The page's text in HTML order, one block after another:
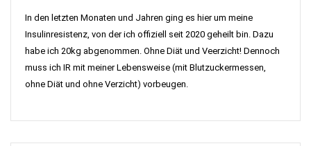
In den letzten Monaten und Jahren ging es hier um meine
Insulinresistenz, von der ich offiziell seit 2020 geheilt bin. Dazu
habe ich 20kg abgenommen. Ohne Diät und Veerzicht! Dennoch
muss ich IR mit meiner Lebensweise (mit Blutzuckermessen,
ohne Diät und ohne Verzicht) vorbeugen.